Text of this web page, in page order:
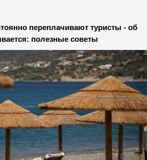
переплачивают туристы - об
полезные советы